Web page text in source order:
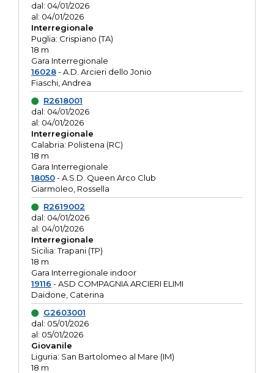
dal: 04/01/2026
al: 04/01/2026
Interregionale
Puglia: Crispiano (TA)
18 m
Gara Interregionale
16028- A.D. Arcieri dello Jonio
Fiaschi, Andrea
R2618001
dal: 04/01/2026
al: 04/01/2026
Interregionale
Calabria: Polistena (RC)
18 m
Gara Interregionale
18050- A.S.D. Queen Arco Club
Giarmoleo, Rossella
R2619002
dal: 04/01/2026
al: 04/01/2026
Interregionale
Sicilia: Trapani (TP)
18 m
Gara Interregionale indoor
19116 - ASD COMPAGNIA ARCIERI ELIMI
Daidone, Caterina
G2603001
dal: 05/01/2026
al: 05/01/2026
Giovanile
Liguria: San Bartolomeo al Mare (IM)
18 m